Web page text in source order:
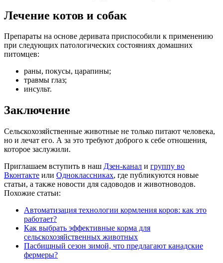
Лечение котов и собак
Препараты на основе деривата приспособили к применению
при следующих патологических состояниях домашних
питомцев:
раны, покусы, царапины;
травмы глаз;
инсульт.
Заключение
Сельскохозяйственные животные не только питают человека,
но и лечат его. А за это требуют доброго к себе отношения,
которое заслужили.
Приглашаем вступить в наш Дзен-канал и группу во
Вконтакте или Одноклассниках, где публикуются новые
статьи, а также новости для садоводов и животноводов.
Похожие статьи:
Автоматизация технологии кормления коров: как это
работает?
Как выбрать эффективные корма для
сельскохозяйственных животных
Пасбищный сезон зимой, что предлагают канадские
фермеры?